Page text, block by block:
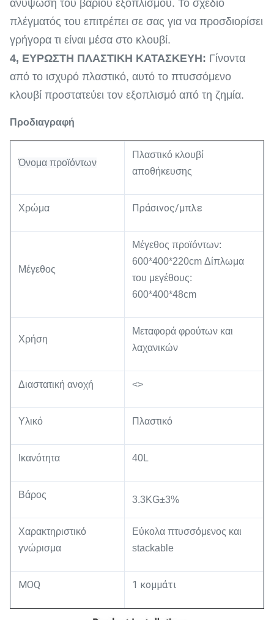
ανύψωση του βαριού εξοπλισμού. Το σχέδιο
πλέγματός του επιτρέπει σε σας για να προσδιορίσει
γρήγορα τι είναι μέσα στο κλουβί.
4, ΕΥΡΩΣΤΗ ΠΛΑΣΤΙΚΗ ΚΑΤΑΣΚΕΥΗ: Γίνοντα
από το ισχυρό πλαστικό, αυτό το πτυσσόμενο
κλουβί προστατεύει τον εξοπλισμό από τη ζημία.
Προδιαγραφή
Όνομα προϊόντων
Πλαστικό κλουβί
αποθήκευσης
Χρώμα Πράσινος/μπλε
Μέγεθος
Μέγεθος προϊόντων:
600*400*220cm Δίπλωμα
του μεγέθους:
600*400*48cm
Χρήση
Μεταφορά φρούτων και
λαχανικών
Διαστατική ανοχή <>
Υλικό Πλαστικό
Ικανότητα 40L
Βάρος 3.3KG±3%
Χαρακτηριστικό
γνώρισμα
Εύκολα πτυσσόμενος και
stackable
MOQ 1 κομμάτι